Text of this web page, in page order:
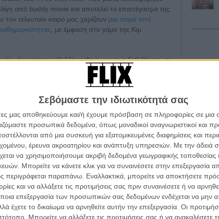
Σεβόμαστε την ιδιωτικότητά σας
μας αποθηκεύουμε και/ή έχουμε πρόσβαση σε πληροφορίες σε
προσωπικά δεδομένα, όπως μοναδικοί αναγνωριστικοί και
από μια συσκευή για εξατομικευμένες διαφημίσεις και
έρευνα ακροατηρίου και ανάπτυξη υπηρεσιών. Με την άδειά
να χρησιμοποιήσουμε ακριβή δεδομένα γεωγραφικής τοποθεσίας
Μπορείτε να κάνετε κλικ για να συναινέσετε στην επεξεργασία
περιγράφεται παραπάνω. Εναλλακτικά, μπορείτε να αποκτήσετε
και να αλλάξετε τις προτιμήσεις σας πριν συναινέσετε ή να
επεξεργασία των προσωπικών σας δεδομένων ενδέχεται να μην
έχετε το δικαίωμα να αρνηθείτε αυτήν την επεξεργασία. Οι
Μπορείτε να αλλάξετε τις προτιμήσεις σας ή να ανακαλέσετε
από buddy movie και αποτελεί το επιστέγασμα της
τελευταίο καιρό μας χαρίζουν μια σειρά από
, με έμφαση στο γάμο της Κιμ
Κιμ Καρντάσιαν; Ο Τζέιμς Φράνκο και ο Σεθ Ρόγκεν σε
Μια Θέση
A Place
Τζορτζ
Οδύσσεια
The
Ψηλά
Tacones
Πέδρο
Ο
τα βλέπεις όλα σινεμά...
εβδομάδα
τρόπο του flix
του flix, στο inbox σου
ειδήσεις | νέες ταινίες | πρόγραμμα αιθουσών για όλη την Ελλάδα |